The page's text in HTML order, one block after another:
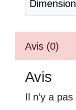
Avis (0)
Avis
Il n’y a